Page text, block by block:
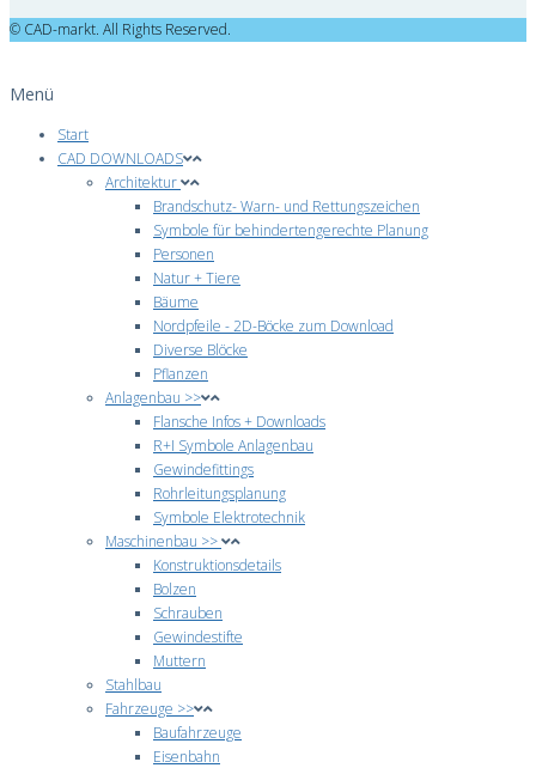
© CAD-markt. All Rights Reserved.
Menü
Start
CAD DOWNLOADS
Architektur
Brandschutz- Warn- und Rettungszeichen
Symbole für behindertengerechte Planung
Personen
Natur + Tiere
Bäume
Nordpfeile - 2D-Böcke zum Download
Diverse Blöcke
Pflanzen
Anlagenbau >>
Flansche Infos + Downloads
R+I Symbole Anlagenbau
Gewindefittings
Rohrleitungsplanung
Symbole Elektrotechnik
Maschinenbau >>
Konstruktionsdetails
Bolzen
Schrauben
Gewindestifte
Muttern
Stahlbau
Fahrzeuge >>
Baufahrzeuge
Eisenbahn